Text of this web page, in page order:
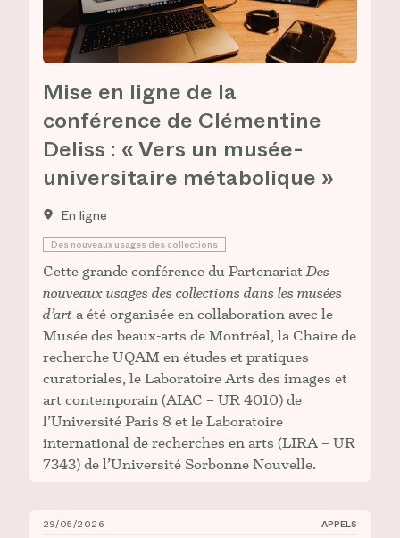
Mise en ligne de la
conférence de Clémentine
Deliss : « Vers un musée-
universitaire métabolique »
En ligne
Des nouveaux usages des collections
Cette grande conférence du PartenariatDes
nouveaux usages des collections dans les musées
d’art a été organisée en collaboration avec le
Musée des beaux-arts de Montréal, la Chaire de
recherche UQAM en études et pratiques
curatoriales, le Laboratoire Arts des images et
art contemporain (AIAC – UR 4010) de
l’Université Paris 8 et le Laboratoire
international de recherches en arts (LIRA – UR
7343) de l’Université Sorbonne Nouvelle.
Appel à contribution : Symposium international de
29/05/2026 APPELS